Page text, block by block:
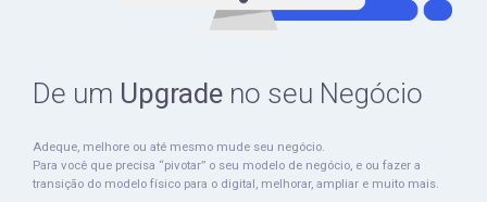
De um Upgrade no seu Negócio
Adeque, melhore ou até mesmo mude seu negócio.
Para você que precisa “pivotar” o seu modelo de negócio, e ou fazer a
transição do modelo físico para o digital, melhorar, ampliar e muito mais.